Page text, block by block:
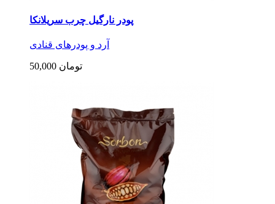
پودر نارگیل چرب سریلانکا
آرد و پودرهای قنادی
50,000 تومان